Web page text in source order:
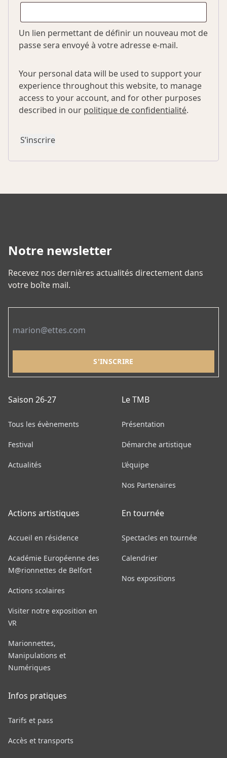
Un lien permettant de définir un nouveau mot de
passe sera envoyé à votre adresse e-mail.
Your personal data will be used to support your
experience throughout this website, to manage
access to your account, and for other purposes
described in our politique de confidentialité.
S’inscrire
Notre newsletter
Recevez nos dernières actualités directement dans
votre boîte mail.
Saison 26-27
Tous les évènements
Festival
Actualités
Le TMB
Présentation
Démarche artistique
L’équipe
Nos Partenaires
Actions artistiques
Accueil en résidence
Académie Européenne des
M@rionnettes de Belfort
Actions scolaires
Visiter notre exposition en
VR
Marionnettes,
Manipulations et
Numériques
En tournée
Spectacles en tournée
Calendrier
Nos expositions
Infos pratiques
Tarifs et pass
Accès et transports